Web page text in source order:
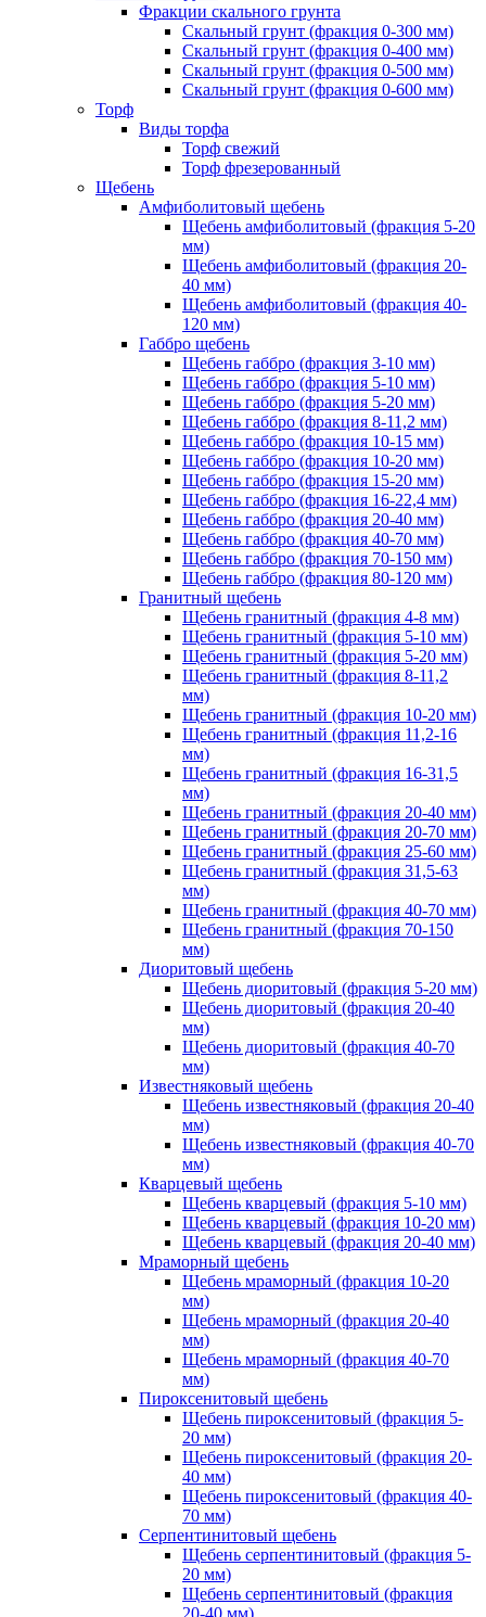
Фракции скального грунта
Скальный грунт (фракция 0-300 мм)
Скальный грунт (фракция 0-400 мм)
Скальный грунт (фракция 0-500 мм)
Скальный грунт (фракция 0-600 мм)
Торф
Виды торфа
Торф свежий
Торф фрезерованный
Щебень
Амфиболитовый щебень
Щебень амфиболитовый (фракция 5-20
мм)
Щебень амфиболитовый (фракция 20-
40 мм)
Щебень амфиболитовый (фракция 40-
120 мм)
Габбро щебень
Щебень габбро (фракция 3-10 мм)
Щебень габбро (фракция 5-10 мм)
Щебень габбро (фракция 5-20 мм)
Щебень габбро (фракция 8-11,2 мм)
Щебень габбро (фракция 10-15 мм)
Щебень габбро (фракция 10-20 мм)
Щебень габбро (фракция 15-20 мм)
Щебень габбро (фракция 16-22,4 мм)
Щебень габбро (фракция 20-40 мм)
Щебень габбро (фракция 40-70 мм)
Щебень габбро (фракция 70-150 мм)
Щебень габбро (фракция 80-120 мм)
Гранитный щебень
Щебень гранитный (фракция 4-8 мм)
Щебень гранитный (фракция 5-10 мм)
Щебень гранитный (фракция 5-20 мм)
Щебень гранитный (фракция 8-11,2
мм)
Щебень гранитный (фракция 10-20 мм)
Щебень гранитный (фракция 11,2-16
мм)
Щебень гранитный (фракция 16-31,5
мм)
Щебень гранитный (фракция 20-40 мм)
Щебень гранитный (фракция 20-70 мм)
Щебень гранитный (фракция 25-60 мм)
Щебень гранитный (фракция 31,5-63
мм)
Щебень гранитный (фракция 40-70 мм)
Щебень гранитный (фракция 70-150
мм)
Диоритовый щебень
Щебень диоритовый (фракция 5-20 мм)
Щебень диоритовый (фракция 20-40
мм)
Щебень диоритовый (фракция 40-70
мм)
Известняковый щебень
Щебень известняковый (фракция 20-40
мм)
Щебень известняковый (фракция 40-70
мм)
Кварцевый щебень
Щебень кварцевый (фракция 5-10 мм)
Щебень кварцевый (фракция 10-20 мм)
Щебень кварцевый (фракция 20-40 мм)
Мраморный щебень
Щебень мраморный (фракция 10-20
мм)
Щебень мраморный (фракция 20-40
мм)
Щебень мраморный (фракция 40-70
мм)
Пироксенитовый щебень
Щебень пироксенитовый (фракция 5-
20 мм)
Щебень пироксенитовый (фракция 20-
40 мм)
Щебень пироксенитовый (фракция 40-
70 мм)
Серпентинитовый щебень
Щебень серпентинитовый (фракция 5-
20 мм)
Щебень серпентинитовый (фракция
20-40 мм)